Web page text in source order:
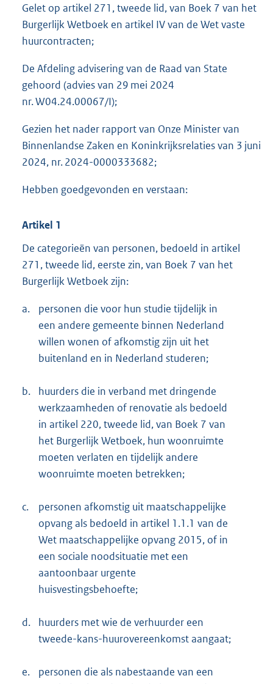
Gelet op artikel 271, tweede lid, van Boek 7 van het
Burgerlijk Wetboek en artikel IV van de Wet vaste
huurcontracten;
De Afdeling advisering van de Raad van State
gehoord (advies van 29 mei 2024
nr. W04.24.00067/I);
Gezien het nader rapport van Onze Minister van
Binnenlandse Zaken en Koninkrijksrelaties van 3 juni
2024, nr. 2024-0000333682;
Hebben goedgevonden en verstaan:
Artikel 1
De categorieën van personen, bedoeld in artikel
271, tweede lid, eerste zin, van Boek 7 van het
Burgerlijk Wetboek zijn:
a.
personen die voor hun studie tijdelijk in
een andere gemeente binnen Nederland
willen wonen of afkomstig zijn uit het
buitenland en in Nederland studeren;
b.
huurders die in verband met dringende
werkzaamheden of renovatie als bedoeld
in artikel 220, tweede lid, van Boek 7 van
het Burgerlijk Wetboek, hun woonruimte
moeten verlaten en tijdelijk andere
woonruimte moeten betrekken;
c.
personen afkomstig uit maatschappelijke
opvang als bedoeld in artikel 1.1.1 van de
Wet maatschappelijke opvang 2015, of in
een sociale noodsituatie met een
aantoonbaar urgente
huisvestingsbehoefte;
d.
huurders met wie de verhuurder een
tweede-kans-huurovereenkomst aangaat;
e.
personen die als nabestaande van een